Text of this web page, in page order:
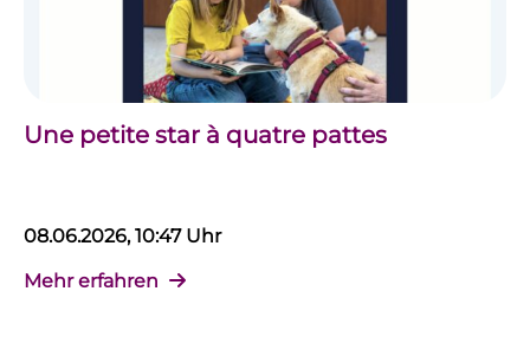
Une petite star à quatre pattes
08.06.2026, 10:47 Uhr
Mehr erfahren